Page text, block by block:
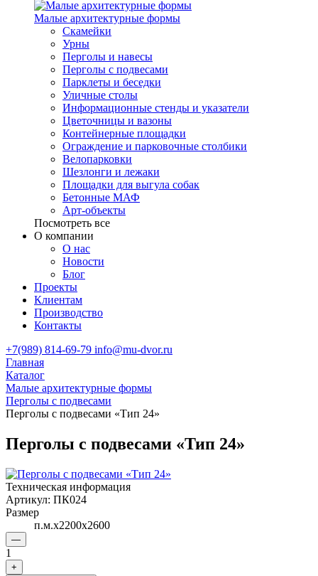
Малые архитектурные формы
Скамейки
Урны
Перголы и навесы
Перголы с подвесами
Парклеты и беседки
Уличные столы
Информационные стенды и указатели
Цветочницы и вазоны
Контейнерные площадки
Ограждение и парковочные столбики
Велопарковки
Шезлонги и лежаки
Площадки для выгула собак
Бетонные МАФ
Арт-объекты
Посмотреть все
О компании
О нас
Новости
Блог
Проекты
Клиентам
Производство
Контакты
+7(989) 814-69-79 info@mu-dvor.ru
Главная
Каталог
Малые архитектурные формы
Перголы с подвесами
Перголы с подвесами «Тип 24»
Перголы с подвесами «Тип 24»
Техническая информация
Артикул: ПК024
Размер
п.м.х2200х2600
—
1
+